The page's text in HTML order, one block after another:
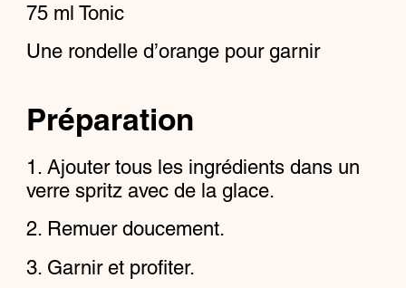
75 ml Tonic
Une rondelle d’orange pour garnir
Préparation
Ajouter tous les ingrédients dans un
verre spritz avec de la glace.
Remuer doucement.
Garnir et profiter.